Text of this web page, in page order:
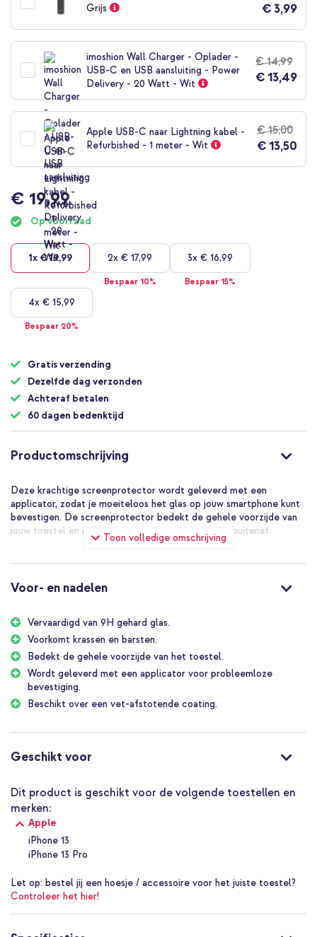
van
de
Grijs
€ 3,99
imoshion Wall Charger - Oplader -
USB-C en USB aansluiting - Power
Delivery - 20 Watt - Wit
€ 14,99
€ 13,49
Apple USB-C naar Lightning kabel -
Refurbished - 1 meter - Wit
€ 15,00
€ 13,50
€ 19,99
Op voorraad
1x € 19,99 2x € 17,99
Bespaar 10%
3x € 16,99
Bespaar 15%
4x € 15,99
Bespaar 20%
Gratis verzending
Dezelfde dag verzonden
Achteraf betalen
60 dagen bedenktijd
Productomschrijving
Toon volledige omschrijving
Deze krachtige screenprotector wordt geleverd met een
applicator, zodat je moeiteloos het glas op jouw smartphone kunt
bevestigen. De screenprotector bedekt de gehele voorzijde van
jouw toestel en is bestand tegen nare schade van buitenaf.
Voor- en nadelen
Vervaardigd van 9H gehard glas.
Voorkomt krassen en barsten.
Bedekt de gehele voorzijde van het toestel.
Wordt geleverd met een applicator voor probleemloze
bevestiging.
Beschikt over een vet-afstotende coating.
Geschikt voor
Dit product is geschikt voor de volgende toestellen en
merken:
Apple
iPhone 13
iPhone 13 Pro
Let op: bestel jij een hoesje / accessoire voor het juiste toestel?
Controleer het hier!